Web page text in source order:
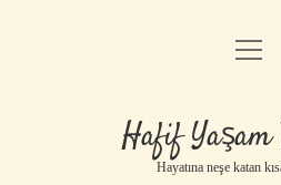
Anasayfa
Yasal
Hafif Yaşam
Hayatına neşe katan